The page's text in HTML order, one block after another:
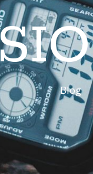
Blog